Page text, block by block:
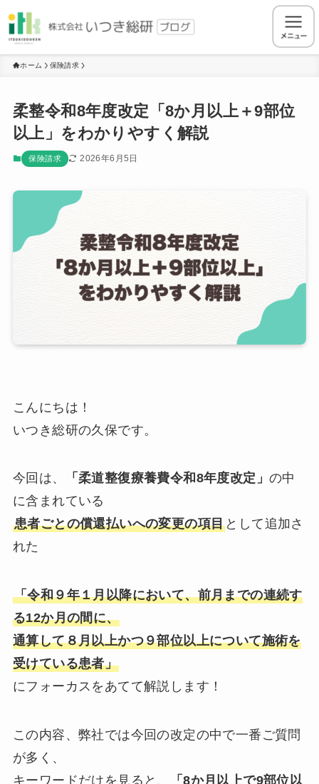
ホーム 保険請求
柔整令和8年度改定「8か月以上＋9部位
以上」をわかりやすく解説
保険請求 2026年6月5日
こんにちは！
いつき総研の久保です。
今回は、 「柔道整復療養費令和8年度改定」 の中
に含まれている
患者ごとの償還払いへの変更の項目 として追加さ
れた
「令和９年１月以降において、前月までの連続す
る12か月の間に、
通算して８月以上かつ９部位以上について施術を
受けている患者」
にフォーカスをあてて解説します！
この内容、弊社では今回の改定の中で一番ご質問
が多く、
キーワードだけを見ると、
「8か月以上で9部位以